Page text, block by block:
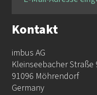
Kontakt
imbus AG
Kleinseebacher Straße
91096 Möhrendorf
Germany